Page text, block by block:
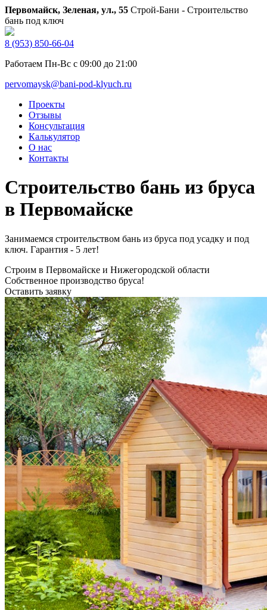
Первомайск, Зеленая, ул., 55 Строй-Бани - Строительство
бань под ключ
8 (953) 850-66-04
Работаем Пн-Вс с 09:00 до 21:00
pervomaysk@bani-pod-klyuch.ru
Проекты
Отзывы
Консультация
Калькулятор
О нас
Контакты
Строительство бань из бруса
в Первомайске
Занимаемся строительством бань из бруса под усадку и под
ключ. Гарантия - 5 лет!
Строим в Первомайске и Нижегородской области
Собственное производство бруса!
Оставить заявку